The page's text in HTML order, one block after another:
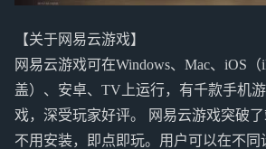
【关于网易云游戏】
网易云游戏可在Windows、Mac、iOS（
盖）、安卓、TV上运行，有千款手机
戏，深受玩家好评。 网易云游戏突破了
不用安装，即点即玩。用户可以在不